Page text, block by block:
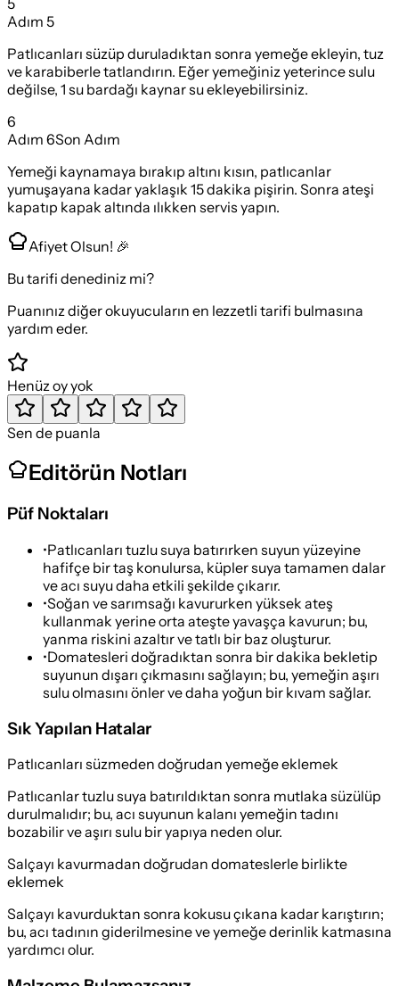
Adım 5
Patlıcanları süzüp duruladıktan sonra yemeğe ekleyin, tuz
ve karabiberle tatlandırın. Eğer yemeğiniz yeterince sulu
değilse, 1 su bardağı kaynar su ekleyebilirsiniz.
6
Adım 6Son Adım
Yemeği kaynamaya bırakıp altını kısın, patlıcanlar
yumuşayana kadar yaklaşık 15 dakika pişirin. Sonra ateşi
kapatıp kapak altında ılıkken servis yapın.
Afiyet Olsun! 🎉
Bu tarifi denediniz mi?
Puanınız diğer okuyucuların en lezzetli tarifi bulmasına
yardım eder.
Henüz oy yok
Sen de puanla
Editörün Notları
Püf Noktaları
•Patlıcanları tuzlu suya batırırken suyun yüzeyine
hafifçe bir taş konulursa, küpler suya tamamen dalar
ve acı suyu daha etkili şekilde çıkarır.
•Soğan ve sarımsağı kavururken yüksek ateş
kullanmak yerine orta ateşte yavaşça kavurun; bu,
yanma riskini azaltır ve tatlı bir baz oluşturur.
•Domatesleri doğradıktan sonra bir dakika bekletip
suyunun dışarı çıkmasını sağlayın; bu, yemeğin aşırı
sulu olmasını önler ve daha yoğun bir kıvam sağlar.
Sık Yapılan Hatalar
Patlıcanları süzmeden doğrudan yemeğe eklemek
Patlıcanlar tuzlu suya batırıldıktan sonra mutlaka süzülüp
durulmalıdır; bu, acı suyunun kalanı yemeğin tadını
bozabilir ve aşırı sulu bir yapıya neden olur.
Salçayı kavurmadan doğrudan domateslerle birlikte
eklemek
Salçayı kavurduktan sonra kokusu çıkana kadar karıştırın;
bu, acı tadının giderilmesine ve yemeğe derinlik katmasına
yardımcı olur.